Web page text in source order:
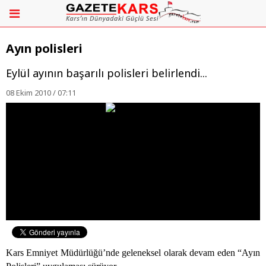
Ayın polisleri
Eylül ayının başarılı polisleri belirlendi...
08 Ekim 2010 / 07:11
Kars Emniyet Müdürlüğü’nde geleneksel olarak devam eden “Ayın